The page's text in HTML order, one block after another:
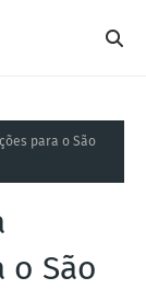
para o São
o São